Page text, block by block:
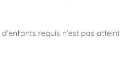
requis n’est pas atteint